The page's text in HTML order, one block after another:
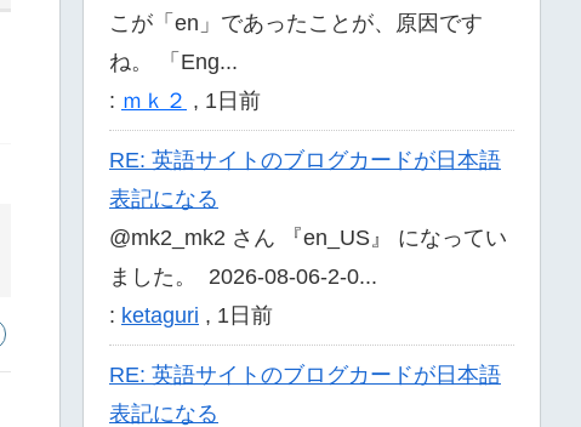
こが「en」であったことが、原因です
ね。 「Eng...
: ｍｋ２ , 1日前
RE: 英語サイトのブログカードが日本語
表記になる
@mk2_mk2 さん 『en_US』 になってい
ました。 2026-08-06-2-0...
: ketaguri , 1日前
RE: 英語サイトのブログカードが日本語
表記になる